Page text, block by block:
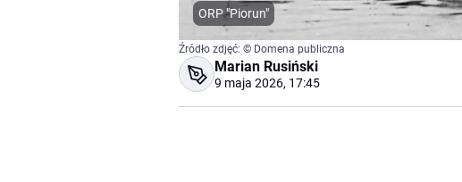
ORP "Piorun"
Źródło zdjęć: © Domena publiczna
Marian Rusiński
9 maja 2026, 17:45